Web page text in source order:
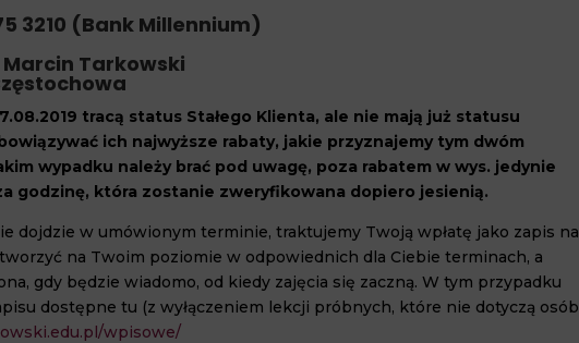
3210 (Bank Millennium)
Tarkowski
tracą status Stałego Klienta, ale nie mają już statusu
ich najwyższe rabaty, jakie przyznajemy tym dwóm
wypadku należy brać pod uwagę, poza rabatem w wys. jedynie
godzinę, która zostanie zweryfikowana dopiero jesienią.
dojdzie w umówionym terminie, traktujemy Twoją wpłatę jako zapis na
na Twoim poziomie w odpowiednich dla Ciebie terminach, a
gdy będzie wiadomo, od kiedy zajęcia się zaczną. W tym przypadku
dostępne tu (z wyłączeniem lekcji próbnych, które nie dotyczą osób
wpisowe/